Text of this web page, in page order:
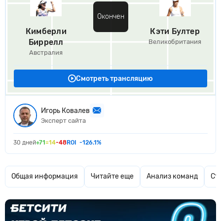
Кимберли
Биррелл
Австралия
Окончен
Кэти Бултер
Великобритания
Смотреть трансляцию
Игорь Ковалев
Эксперт сайта
30 дней+71 =14-48ROI -126.1%
Общая информация Читайте еще Анализ команд